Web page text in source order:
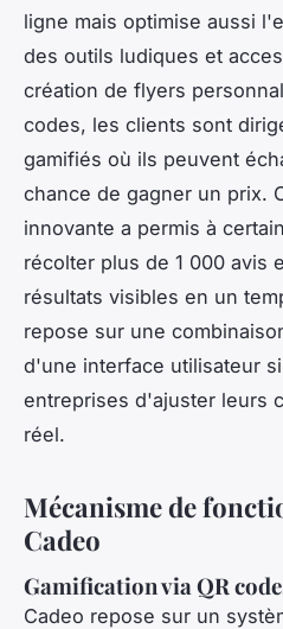
ligne mais optimise aussi
des outils ludiques et
création de flyers
codes, les clients sont
gamifiés où ils peuvent
chance de gagner un prix.
innovante a permis à
récolter plus de 1 000 avis
résultats visibles en un
repose sur une
d'une interface utilisateur
entreprises d'ajuster leurs
réel.
Mécanisme de
Cadeo
Gamification via QR
Cadeo repose sur un